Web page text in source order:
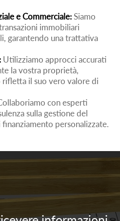
e Commerciale:Siamo
immobiliari
garantendo una trattativa
Utilizziamo approcci accurati
la vostra proprietà,
il suo vero valore di
con esperti
sulla gestione del
personalizzate.